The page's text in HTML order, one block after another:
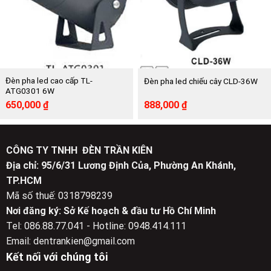
Đèn pha led cao cấp TL-
ATG0301 6W
Giá
là:
650,000 ₫Giá
hiện
tại
650,000 ₫.
Đèn pha led chiếu cây CLD-36W
Giá
là:
888,000 ₫Giá
hiện
tại
CÔNG TY TNHH ĐÈN TRẦN KIÊN
Địa chỉ: 95/6/31 Lương Định Của, Phường An Khánh,
TP.HCM
Mã số thuế: 0318798239
Nơi đăng ký: Sở Kế hoạch & đầu tư Hồ Chí Minh
Tel: 086.88.77.041 - Hotline: 0948.414.111
Email: dentrankien@gmail.com
Kết nối với chúng tôi